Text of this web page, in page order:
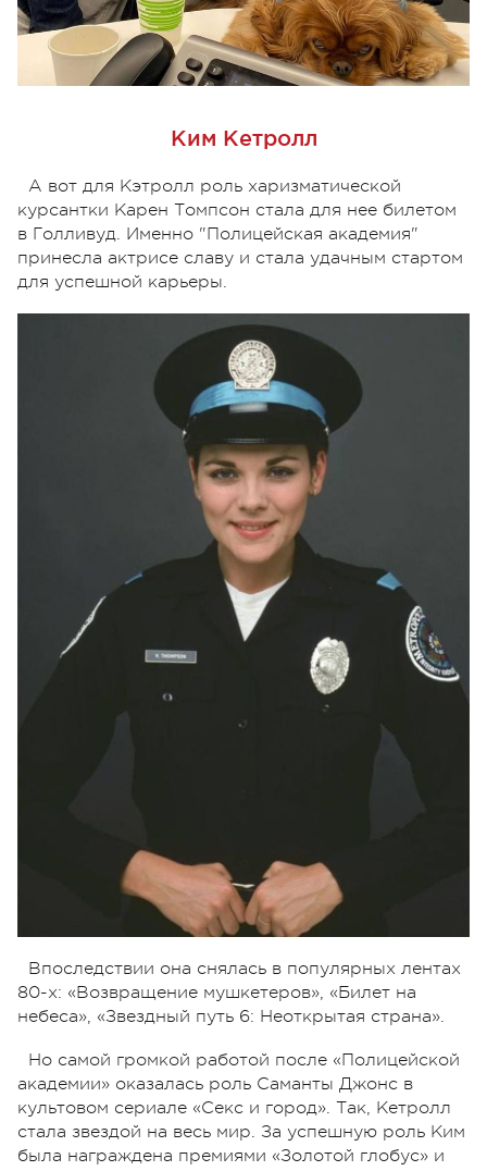
Ким Кетролл
А вот для Кэтролл роль харизматической
курсантки Карен Томпсон стала для нее билетом
в Голливуд. Именно "Полицейская академия"
принесла актрисе славу и стала удачным стартом
для успешной карьеры.
Впоследствии она снялась в популярных лентах
80-х: «Возвращение мушкетеров», «Билет на
небеса», «Звездный путь 6: Неоткрытая страна».
Но самой громкой работой после «Полицейской
академии» оказалась роль Саманты Джонс в
культовом сериале «Секс и город». Так, Кетролл
стала звездой на весь мир. За успешную роль Ким
была награждена премиями «Золотой глобус» и